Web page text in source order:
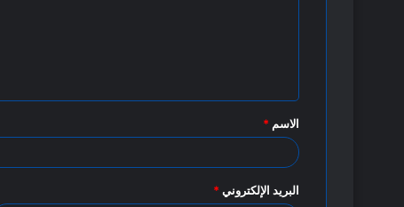
ق
*
الاسم *
البريد الإلكتروني *